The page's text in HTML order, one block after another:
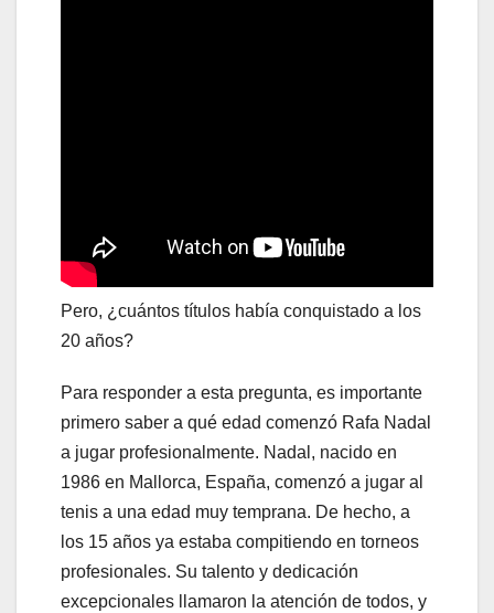
Pero, ¿cuántos títulos había conquistado a los
20 años?
Para responder a esta pregunta, es importante
primero saber a qué edad comenzó Rafa Nadal
a jugar profesionalmente. Nadal, nacido en
1986 en Mallorca, España, comenzó a jugar al
tenis a una edad muy temprana. De hecho, a
los 15 años ya estaba compitiendo en torneos
profesionales. Su talento y dedicación
excepcionales llamaron la atención de todos, y